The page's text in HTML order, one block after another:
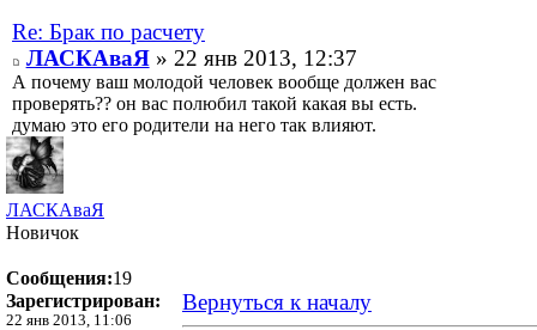
Re: Брак по расчету
ЛАСКАваЯ» 22 янв 2013, 12:37
А почему ваш молодой человек вообще должен вас
проверять?? он вас полюбил такой какая вы есть.
думаю это его родители на него так влияют.
ЛАСКАваЯ
Новичок
Сообщения:19
Зарегистрирован:
22 янв 2013, 11:06
Вернуться к началу